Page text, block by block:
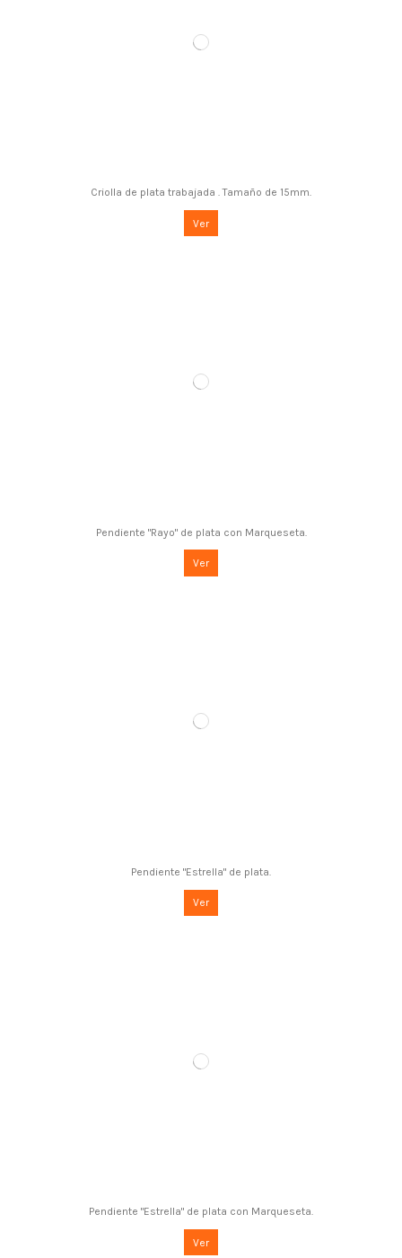
Criolla de plata trabajada . Tamaño de 15mm.
Ver
Pendiente "Rayo" de plata con Marqueseta.
Ver
Pendiente "Estrella" de plata.
Ver
Pendiente "Estrella" de plata con Marqueseta.
Ver